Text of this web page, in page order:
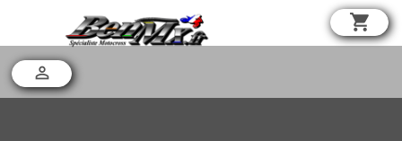
shopping_cart
